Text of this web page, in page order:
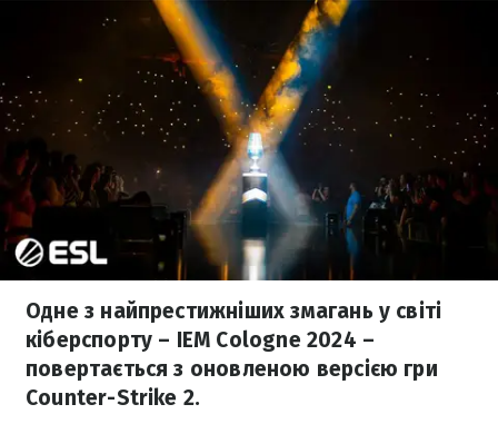
Одне з найпрестижніших змагань у світі
кіберспорту – IEM Cologne 2024 –
повертається з оновленою версією гри
Counter-Strike 2.